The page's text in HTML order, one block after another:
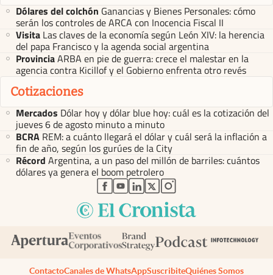
Dólares del colchón Ganancias y Bienes Personales: cómo
serán los controles de ARCA con Inocencia Fiscal II
Visita Las claves de la economía según León XIV: la herencia
del papa Francisco y la agenda social argentina
ProvinciaARBA en pie de guerra: crece el malestar en la
agencia contra Kicillof y el Gobierno enfrenta otro revés
Cotizaciones
Mercados Dólar hoy y dólar blue hoy: cuál es la cotización del
jueves 6 de agosto minuto a minuto
BCRA REM: a cuánto llegará el dólar y cuál será la inflación a
fin de año, según los gurúes de la City
Récord Argentina, a un paso del millón de barriles: cuántos
dólares ya genera el boom petrolero
abre en nueva pestaña
abre en nueva pestaña
abre en nueva pestaña
abre en nueva pestaña
abre en nueva pestaña
ContactoCanales de WhatsAppSuscribiteQuiénes Somos